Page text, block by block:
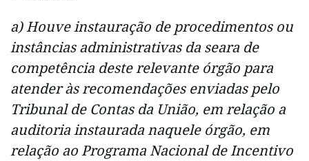
a) Houve instauração de procedimentos ou
instâncias administrativas da seara de
competência deste relevante órgão para
atender às recomendações enviadas pelo
Tribunal de Contas da União, em relação a
auditoria instaurada naquele órgão, em
relação ao Programa Nacional de Incentivo